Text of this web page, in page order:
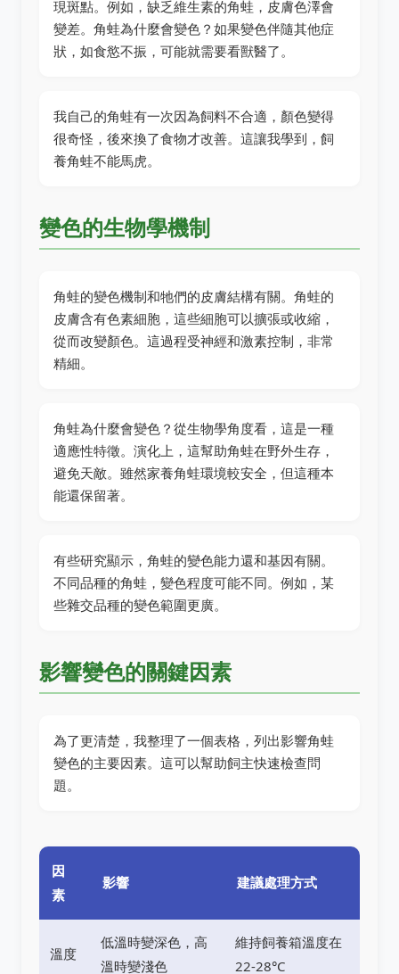
現斑點。例如，缺乏維生素的角蛙，皮膚色澤會
變差。角蛙為什麼會變色？如果變色伴隨其他症
狀，如食慾不振，可能就需要看獸醫了。
我自己的角蛙有一次因為飼料不合適，顏色變得
很奇怪，後來換了食物才改善。這讓我學到，飼
養角蛙不能馬虎。
變色的生物學機制
角蛙的變色機制和牠們的皮膚結構有關。角蛙的
皮膚含有色素細胞，這些細胞可以擴張或收縮，
從而改變顏色。這過程受神經和激素控制，非常
精細。
角蛙為什麼會變色？從生物學角度看，這是一種
適應性特徵。演化上，這幫助角蛙在野外生存，
避免天敵。雖然家養角蛙環境較安全，但這種本
能還保留著。
有些研究顯示，角蛙的變色能力還和基因有關。
不同品種的角蛙，變色程度可能不同。例如，某
些雜交品種的變色範圍更廣。
影響變色的關鍵因素
為了更清楚，我整理了一個表格，列出影響角蛙
變色的主要因素。這可以幫助飼主快速檢查問
題。
因
素
影響 建議處理方式
溫度
低溫時變深色，高
溫時變淺色
維持飼養箱溫度在
22-28°C